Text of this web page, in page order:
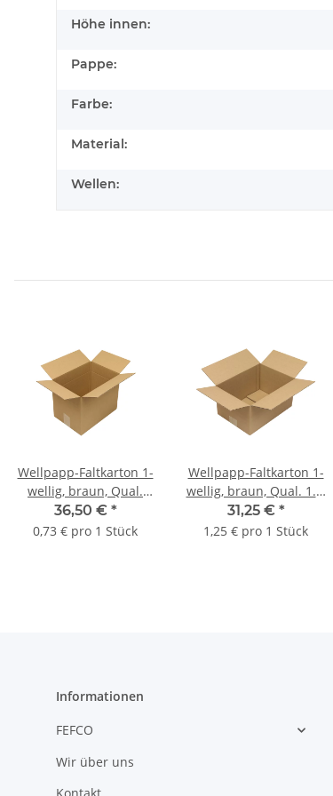
Höhe innen:
Pappe:
Farbe:
Material:
Wellen:
Wellpapp-Faltkarton 1-
wellig, braun, Qual.
1.20, DIN A4 | 305 x 215
x 220 mm (L x B x H)
36,50 € *
0,73 € pro 1 Stück
Wellpapp-Faltkarton 1-
wellig, braun, Qual. 1.2,
DIN A4 | 305 x 215 x
160 mm (L x B x H)
31,25 € *
1,25 € pro 1 Stück
Informationen
FEFCO
Wir über uns